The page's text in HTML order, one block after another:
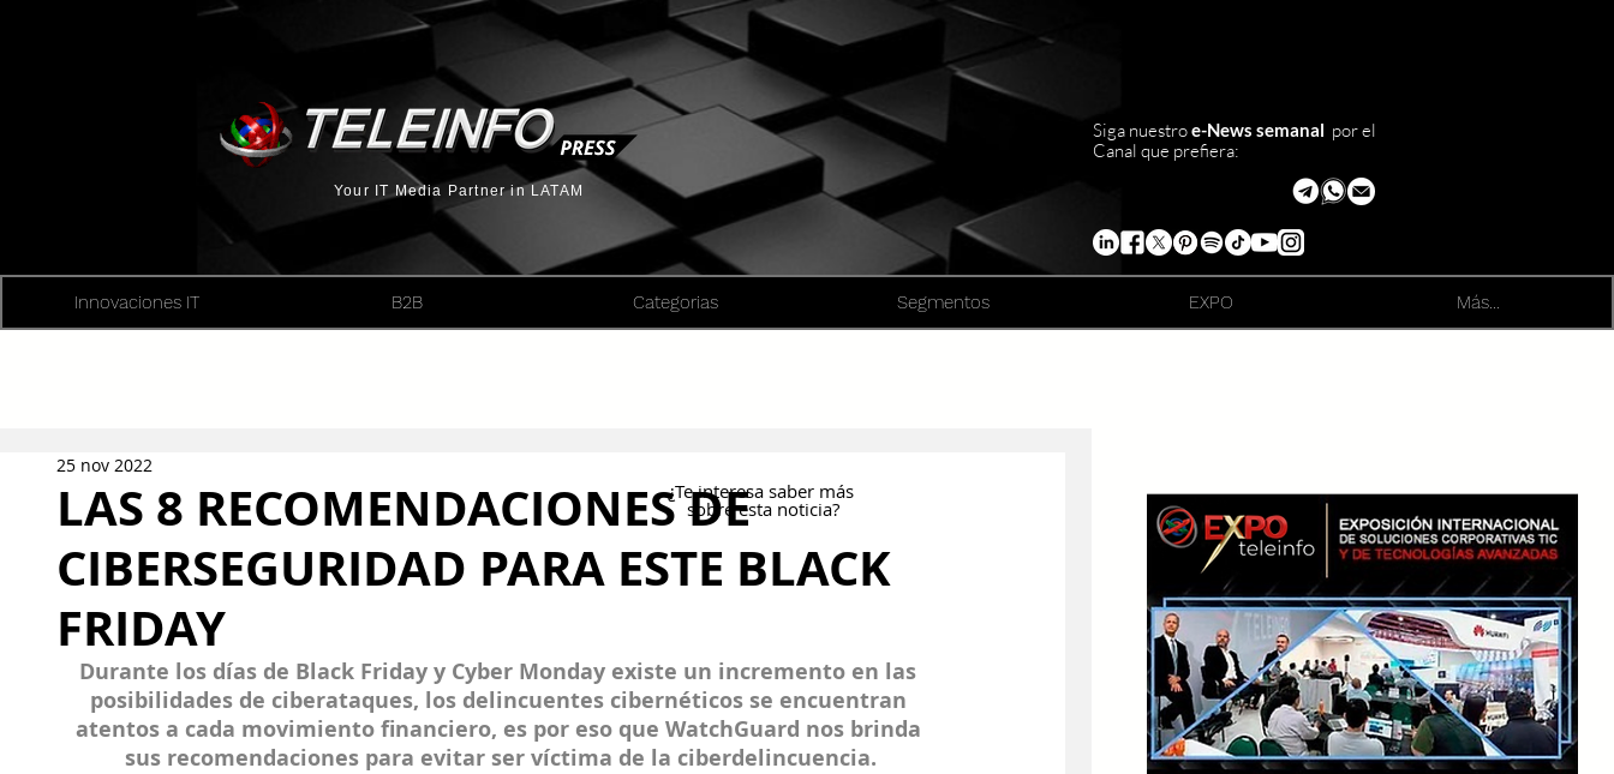
Your IT Media Partner in LATAM
Siga nuestroe-News semanal por el
Canal que prefiera:
Innovaciones IT B2B Categorias Segmentos EXPO Más...
LAS 8 RECOMENDACIONES DE
CIBERSEGURIDAD PARA ESTE BLACK
FRIDAY
25 nov 2022
Durante los días de Black Friday y Cyber Monday existe un incremento en las
posibilidades de ciberataques, los delincuentes cibernéticos se encuentran
atentos a cada movimiento financiero, es por eso que WatchGuard nos brinda
sus recomendaciones para evitar ser víctima de la ciberdelincuencia.
¿Te interesa saber más
sobre esta noticia?